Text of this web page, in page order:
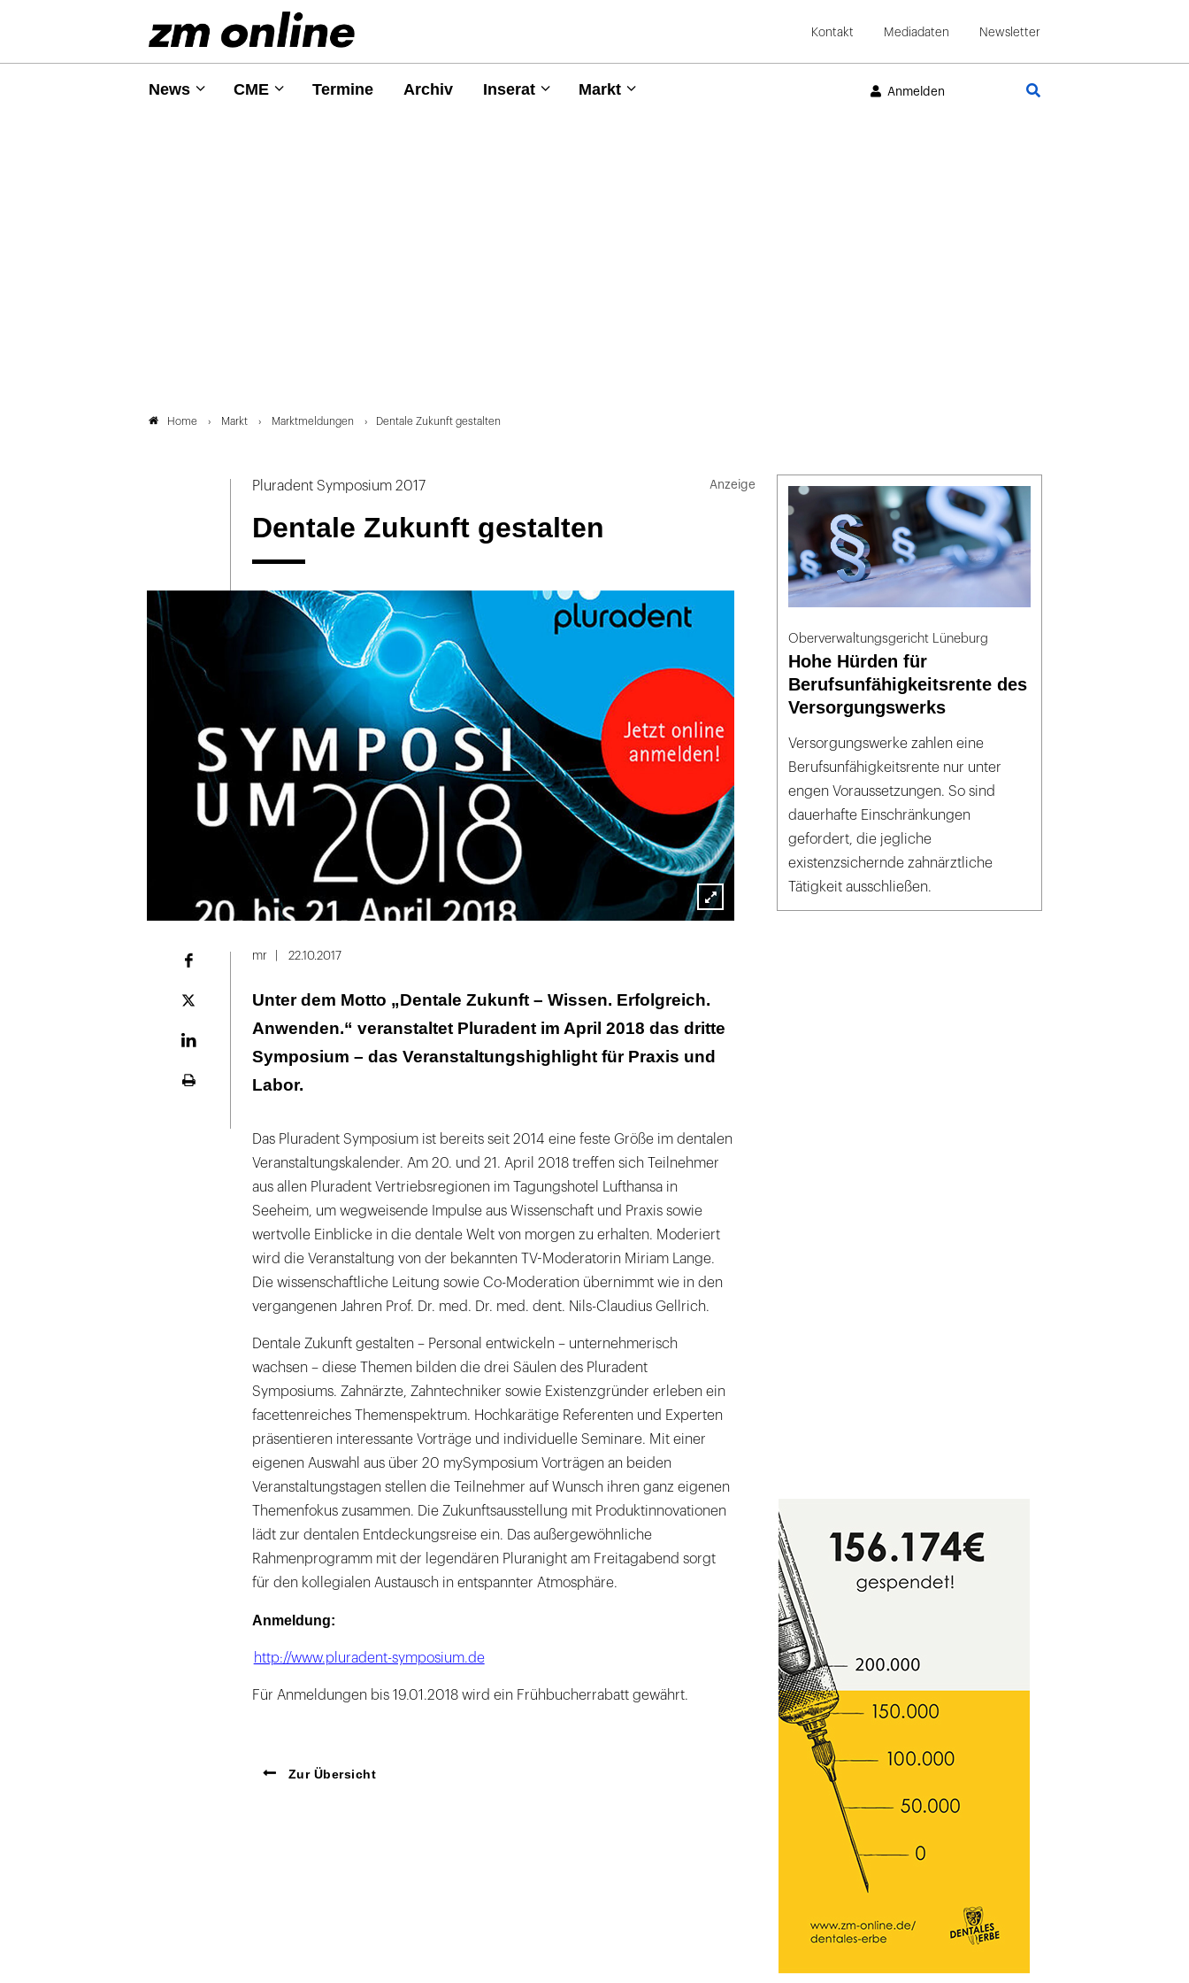
Kontakt Mediadaten Newsletter
News CME Termine Archiv Inserat Markt Anmelden
Home Markt Marktmeldungen Dentale Zukunft gestalten
Pluradent Symposium 2017
Dentale Zukunft gestalten
Lightbox
Plattform
mr 22.10.2017
Unter dem Motto „Dentale Zukunft – Wissen. Erfolgreich.
Anwenden.“ veranstaltet Pluradent im April 2018 das dritte
Symposium – das Veranstaltungshighlight für Praxis und
Labor.
Das Pluradent Symposium ist bereits seit 2014 eine feste Größe im dentalen
Veranstaltungskalender. Am 20. und 21. April 2018 treffen sich Teilnehmer
aus allen Pluradent Vertriebsregionen im Tagungshotel Lufthansa in
Seeheim, um wegweisende Impulse aus Wissenschaft und Praxis sowie
wertvolle Einblicke in die dentale Welt von morgen zu erhalten. Moderiert
wird die Veranstaltung von der bekannten TV-Moderatorin Miriam Lange.
Die wissenschaftliche Leitung sowie Co-Moderation übernimmt wie in den
vergangenen Jahren Prof. Dr. med. Dr. med. dent. Nils-Claudius Gellrich.
Dentale Zukunft gestalten – Personal entwickeln – unternehmerisch
wachsen – diese Themen bilden die drei Säulen des Pluradent
Symposiums. Zahnärzte, Zahntechniker sowie Existenzgründer erleben ein
facettenreiches Themenspektrum. Hochkarätige Referenten und Experten
präsentieren interessante Vorträge und individuelle Seminare. Mit einer
eigenen Auswahl aus über 20 mySymposium Vorträgen an beiden
Veranstaltungstagen stellen die Teilnehmer auf Wunsch ihren ganz eigenen
Themenfokus zusammen. Die Zukunftsausstellung mit Produktinnovationen
lädt zur dentalen Entdeckungsreise ein. Das außergewöhnliche
Rahmenprogramm mit der legendären Pluranight am Freitagabend sorgt
für den kollegialen Austausch in entspannter Atmosphäre.
Anmeldung:
http://www.pluradent-symposium.de
Für Anmeldungen bis 19.01.2018 wird ein Frühbucherrabatt gewährt.
Zur Übersicht
Oberverwaltungsgericht Lüneburg
Hohe Hürden für
Berufsunfähigkeitsrente des
Versorgungswerks
Versorgungswerke zahlen eine
Berufsunfähigkeitsrente nur unter
engen Voraussetzungen. So sind
dauerhafte Einschränkungen
gefordert, die jegliche
existenzsichernde zahnärztliche
Tätigkeit ausschließen.